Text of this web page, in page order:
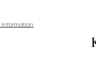
Information